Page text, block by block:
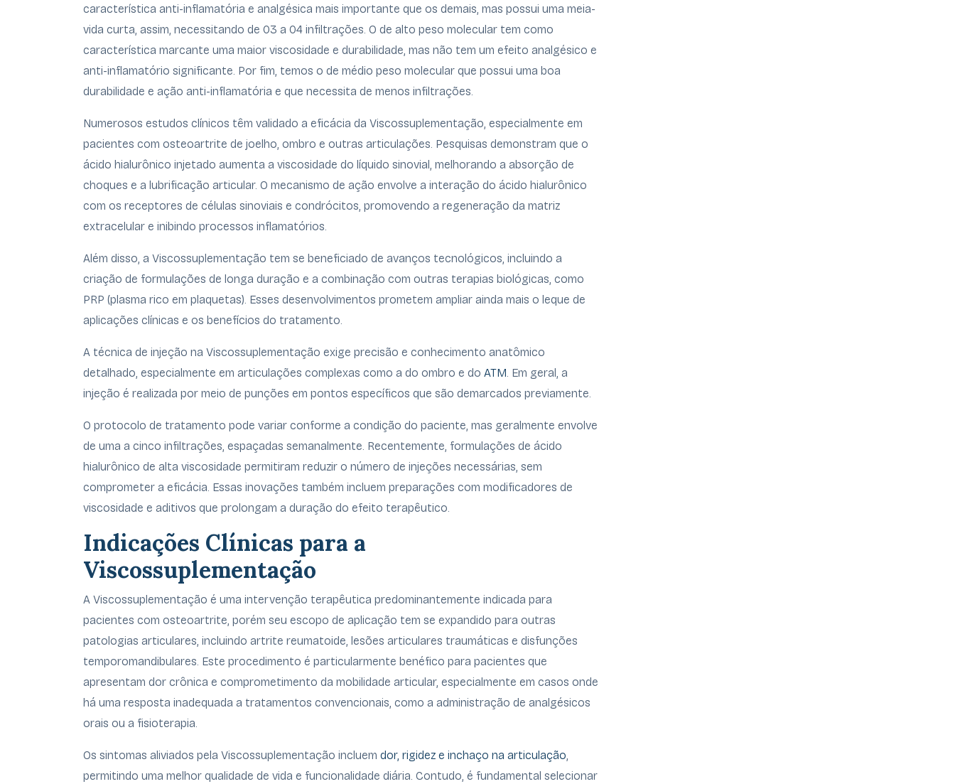
característica anti-inflamatória e analgésica mais importante que os demais, mas possui uma meia-
vida curta, assim, necessitando de 03 a 04 infiltrações. O de alto peso molecular tem como
característica marcante uma maior viscosidade e durabilidade, mas não tem um efeito analgésico e
anti-inflamatório significante. Por fim, temos o de médio peso molecular que possui uma boa
durabilidade e ação anti-inflamatória e que necessita de menos infiltrações.
Numerosos estudos clínicos têm validado a eficácia da Viscossuplementação, especialmente em
pacientes com osteoartrite de joelho, ombro e outras articulações. Pesquisas demonstram que o
ácido hialurônico injetado aumenta a viscosidade do líquido sinovial, melhorando a absorção de
choques e a lubrificação articular. O mecanismo de ação envolve a interação do ácido hialurônico
com os receptores de células sinoviais e condrócitos, promovendo a regeneração da matriz
extracelular e inibindo processos inflamatórios.
Além disso, a Viscossuplementação tem se beneficiado de avanços tecnológicos, incluindo a
criação de formulações de longa duração e a combinação com outras terapias biológicas, como
PRP (plasma rico em plaquetas). Esses desenvolvimentos prometem ampliar ainda mais o leque de
aplicações clínicas e os benefícios do tratamento.
A técnica de injeção na Viscossuplementação exige precisão e conhecimento anatômico
detalhado, especialmente em articulações complexas como a do ombro e do ATM. Em geral, a
injeção é realizada por meio de punções em pontos específicos que são demarcados previamente.
O protocolo de tratamento pode variar conforme a condição do paciente, mas geralmente envolve
de uma a cinco infiltrações, espaçadas semanalmente. Recentemente, formulações de ácido
hialurônico de alta viscosidade permitiram reduzir o número de injeções necessárias, sem
comprometer a eficácia. Essas inovações também incluem preparações com modificadores de
viscosidade e aditivos que prolongam a duração do efeito terapêutico.
Indicações Clínicas para a
Viscossuplementação
A Viscossuplementação é uma intervenção terapêutica predominantemente indicada para
pacientes com osteoartrite, porém seu escopo de aplicação tem se expandido para outras
patologias articulares, incluindo artrite reumatoide, lesões articulares traumáticas e disfunções
temporomandibulares. Este procedimento é particularmente benéfico para pacientes que
apresentam dor crônica e comprometimento da mobilidade articular, especialmente em casos onde
há uma resposta inadequada a tratamentos convencionais, como a administração de analgésicos
orais ou a fisioterapia.
Os sintomas aliviados pela Viscossuplementação incluem dor, rigidez e inchaço na articulação,
permitindo uma melhor qualidade de vida e funcionalidade diária. Contudo, é fundamental selecionar